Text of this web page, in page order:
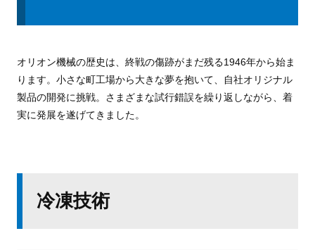
オリオン機械の歴史は、終戦の傷跡がまだ残る1946年から始ま
ります。小さな町工場から大きな夢を抱いて、自社オリジナル
製品の開発に挑戦。さまざまな試行錯誤を繰り返しながら、着
実に発展を遂げてきました。
冷凍技術